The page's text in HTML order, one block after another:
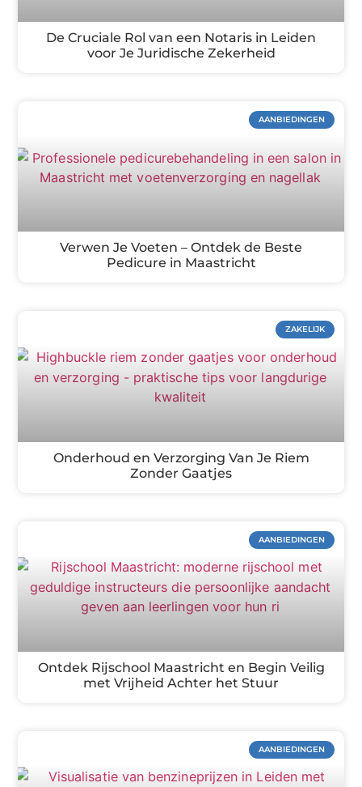
De Cruciale Rol van een Notaris in Leiden
voor Je Juridische Zekerheid
AANBIEDINGEN
Verwen Je Voeten – Ontdek de Beste
Pedicure in Maastricht
ZAKELIJK
Onderhoud en Verzorging Van Je Riem
Zonder Gaatjes
AANBIEDINGEN
Ontdek Rijschool Maastricht en Begin Veilig
met Vrijheid Achter het Stuur
AANBIEDINGEN